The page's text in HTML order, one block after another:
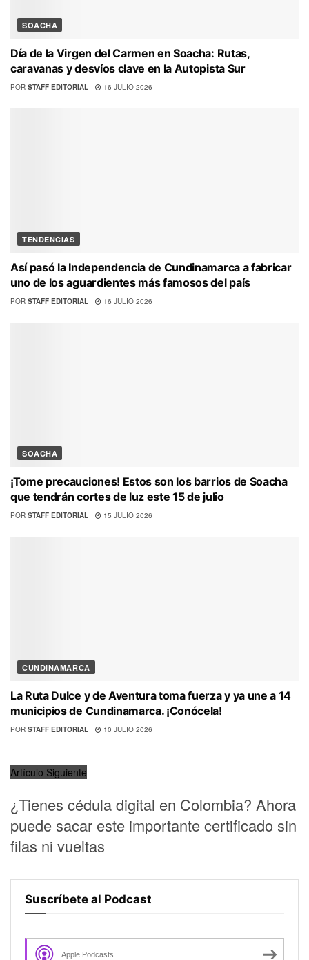
SOACHA
Día de la Virgen del Carmen en Soacha: Rutas,
caravanas y desvíos clave en la Autopista Sur
POR STAFF EDITORIAL 16 JULIO 2026
TENDENCIAS
Así pasó la Independencia de Cundinamarca a fabricar
uno de los aguardientes más famosos del país
POR STAFF EDITORIAL 16 JULIO 2026
SOACHA
¡Tome precauciones! Estos son los barrios de Soacha
que tendrán cortes de luz este 15 de julio
POR STAFF EDITORIAL 15 JULIO 2026
CUNDINAMARCA
La Ruta Dulce y de Aventura toma fuerza y ya une a 14
municipios de Cundinamarca. ¡Conócela!
POR STAFF EDITORIAL 10 JULIO 2026
Artículo Siguiente
¿Tienes cédula digital en Colombia? Ahora
puede sacar este importante certificado sin
filas ni vueltas
Suscríbete al Podcast
Apple Podcasts